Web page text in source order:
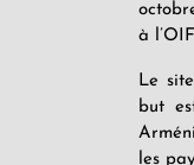
à
Le
but
les